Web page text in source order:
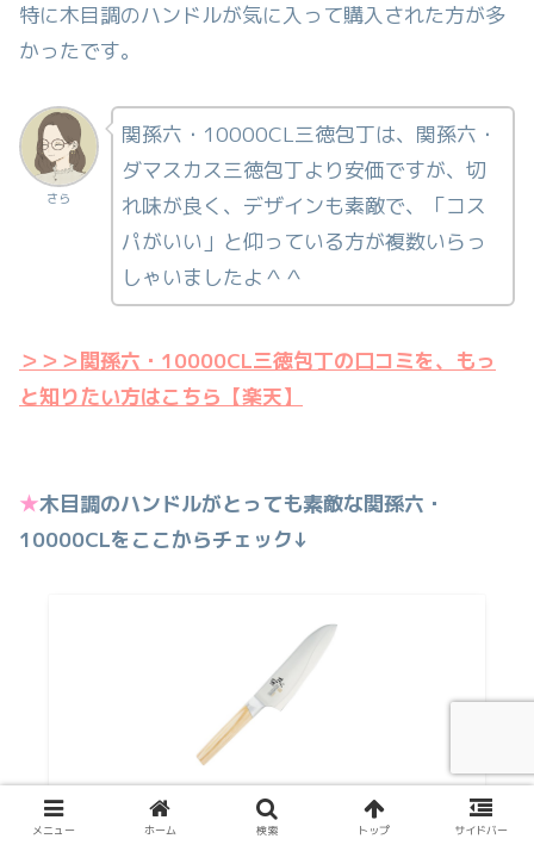
特に木目調のハンドルが気に入って購入された方が多
かったです。
さら
関孫六・10000CL三徳包丁は、関孫六・
ダマスカス三徳包丁より安価ですが、切
れ味が良く、デザインも素敵で、「コス
パがいい」と仰っている方が複数いらっ
しゃいましたよ＾＾
＞＞＞関孫六・10000CL三徳包丁の口コミを、もっ
と知りたい方はこちら【楽天】
★木目調のハンドルがとっても素敵な関孫六・
10000CLをここからチェック↓
貝印 KAI 三徳包丁 関孫六 10000CL 165mm 日本
製 AE5254
メニュー ホーム 検索 トップ サイドバー